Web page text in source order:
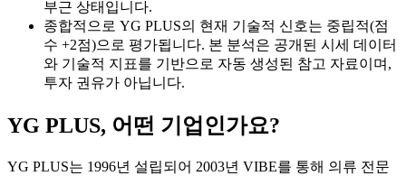
부근 상태입니다.
종합적으로 YG PLUS의 현재 기술적 신호는 중립적(점
수 +2점)으로 평가됩니다. 본 분석은 공개된 시세 데이터
와 기술적 지표를 기반으로 자동 생성된 참고 자료이며,
투자 권유가 아닙니다.
YG PLUS, 어떤 기업인가요?
YG PLUS는 1996년 설립되어 2003년 VIBE를 통해 의류 전문